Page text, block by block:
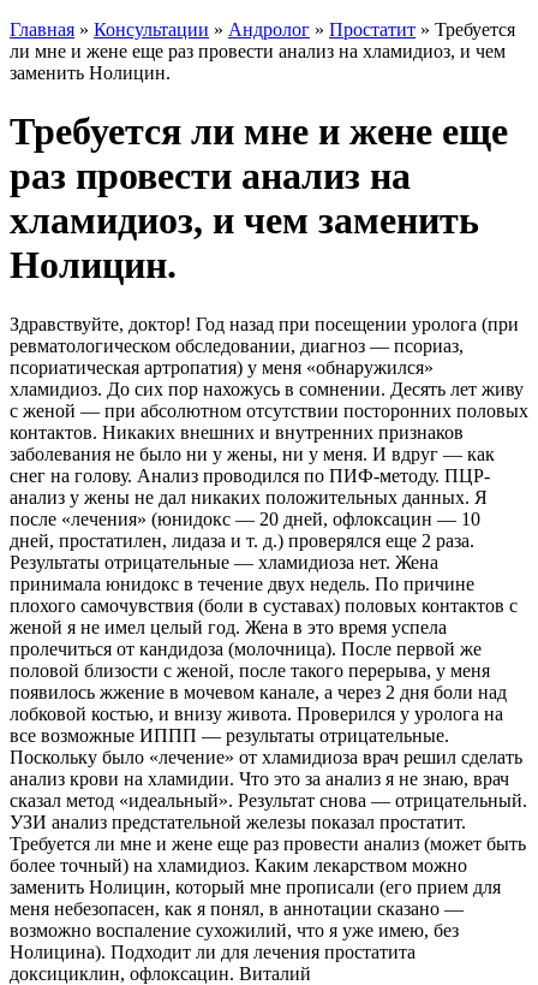
Главная » Консультации » Андролог » Простатит » Требуется
ли мне и жене еще раз провести анализ на хламидиоз, и чем
заменить Нолицин.
Требуется ли мне и жене еще
раз провести анализ на
хламидиоз, и чем заменить
Нолицин.
Здравствуйте, доктор! Год назад при посещении уролога (при
ревматологическом обследовании, диагноз — псориаз,
псориатическая артропатия) у меня «обнаружился»
хламидиоз. До сих пор нахожусь в сомнении. Десять лет живу
с женой — при абсолютном отсутствии посторонних половых
контактов. Никаких внешних и внутренних признаков
заболевания не было ни у жены, ни у меня. И вдруг — как
снег на голову. Анализ проводился по ПИФ-методу. ПЦР-
анализ у жены не дал никаких положительных данных. Я
после «лечения» (юнидокс — 20 дней, офлоксацин — 10
дней, простатилен, лидаза и т. д.) проверялся еще 2 раза.
Результаты отрицательные — хламидиоза нет. Жена
принимала юнидокс в течение двух недель. По причине
плохого самочувствия (боли в суставах) половых контактов с
женой я не имел целый год. Жена в это время успела
пролечиться от кандидоза (молочница). После первой же
половой близости с женой, после такого перерыва, у меня
появилось жжение в мочевом канале, а через 2 дня боли над
лобковой костью, и внизу живота. Проверился у уролога на
все возможные ИППП — результаты отрицательные.
Поскольку было «лечение» от хламидиоза врач решил сделать
анализ крови на хламидии. Что это за анализ я не знаю, врач
сказал метод «идеальный». Результат снова — отрицательный.
УЗИ анализ предстательной железы показал простатит.
Требуется ли мне и жене еще раз провести анализ (может быть
более точный) на хламидиоз. Каким лекарством можно
заменить Нолицин, который мне прописали (его прием для
меня небезопасен, как я понял, в аннотации сказано —
возможно воспаление сухожилий, что я уже имею, без
Нолицина). Подходит ли для лечения простатита
доксициклин, офлоксацин. Виталий